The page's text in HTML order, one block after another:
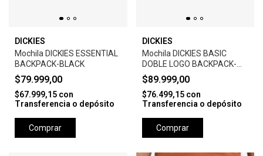
DICKIES
Mochila DICKIES ESSENTIAL
BACKPACK-BLACK
$79.999,00
$67.999,15 con
Transferencia o depósito
Comprar
DICKIES
Mochila DICKIES BASIC
DOBLE LOGO BACKPACK-
BLACK
$89.999,00
$76.499,15 con
Transferencia o depósito
Comprar